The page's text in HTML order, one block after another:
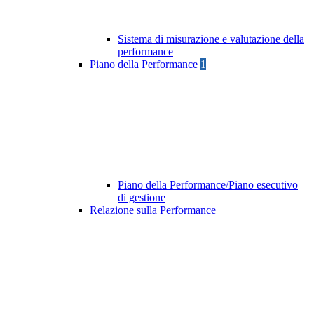
Sistema di misurazione e valutazione della
performance
Piano della Performance 1
Piano della Performance/Piano esecutivo
di gestione
Relazione sulla Performance